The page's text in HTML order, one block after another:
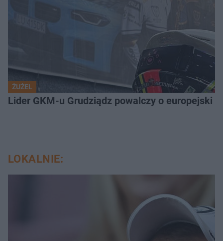
ŻUŻEL
Lider GKM-u Grudziądz powalczy o europejski
LOKALNIE: